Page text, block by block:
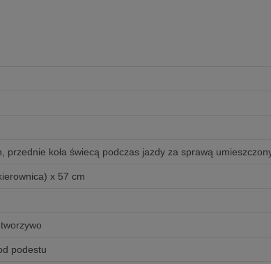
przednie koła świecą podczas jazdy za sprawą
x 57 cm
podestu